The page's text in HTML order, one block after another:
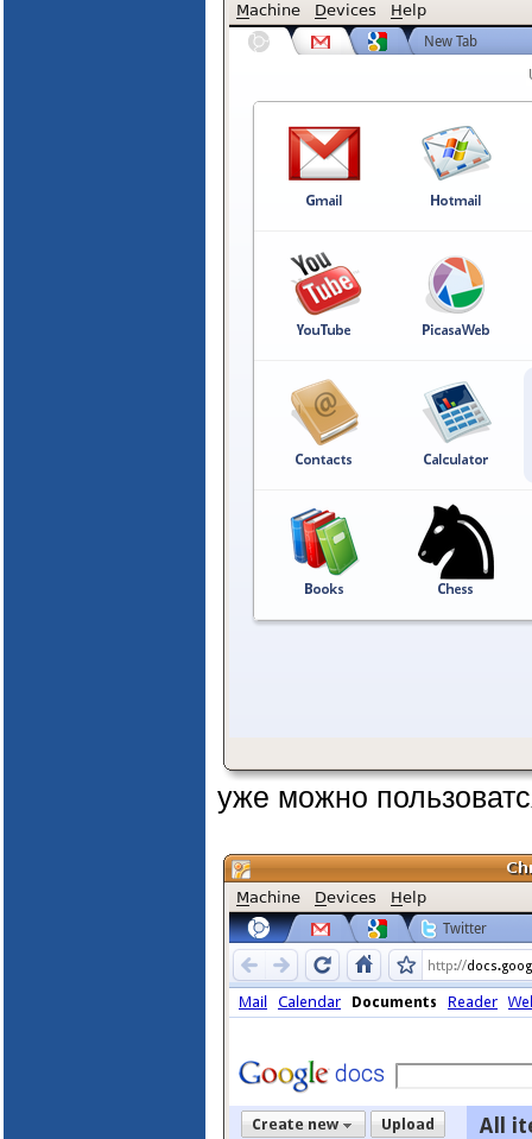
уже можно